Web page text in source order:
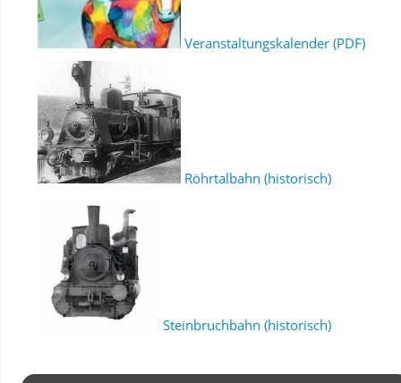
Veranstaltungskalender (PDF)
Röhrtalbahn (historisch)
Steinbruchbahn (historisch)